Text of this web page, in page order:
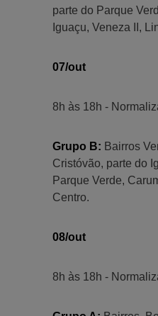
parte do Parque
Iguaçu, Veneza II,
07/out
8h às 18h -
Grupo B: Bairros
Cristóvão, parte do
Parque Verde,
Centro.
08/out
8h às 18h -